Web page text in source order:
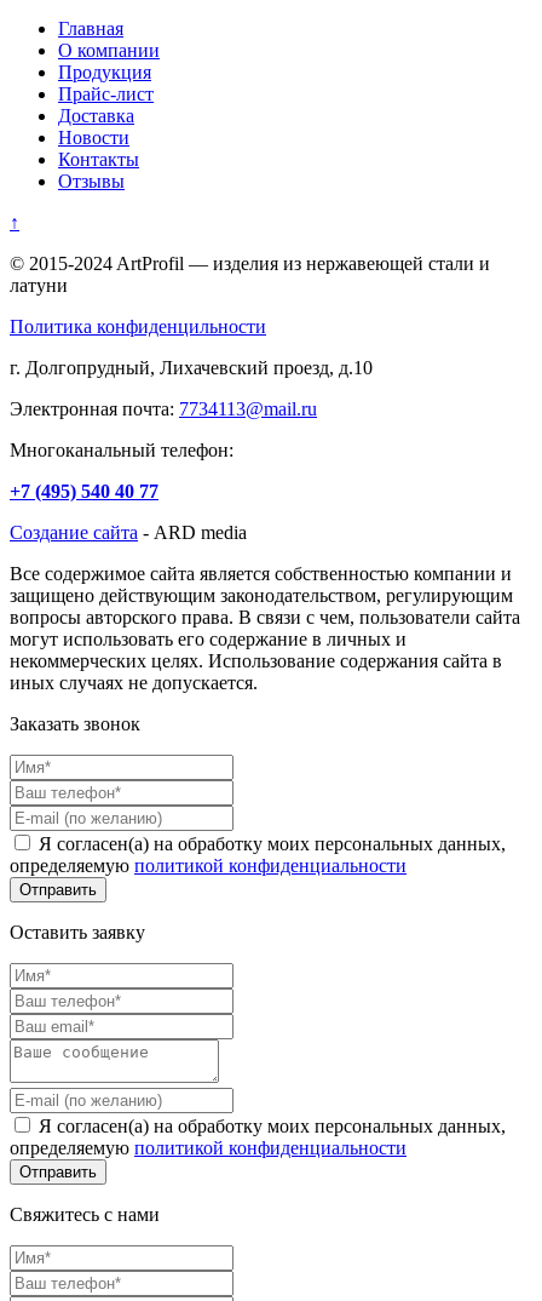
Главная
О компании
Продукция
Прайс-лист
Доставка
Новости
Контакты
Отзывы
↑
© 2015-2024 ArtProfil — изделия из нержавеющей стали и
латуни
Политика конфиденцильности
г. Долгопрудный, Лихачевский проезд, д.10
Электронная почта: 7734113@mail.ru
Многоканальный телефон:
+7 (495) 540 40 77
Создание сайта - ARD media
Все содержимое сайта является собственностью компании и
защищено действующим законодательством, регулирующим
вопросы авторского права. В связи с чем, пользователи сайта
могут использовать его содержание в личных и
некоммерческих целях. Использование содержания сайта в
иных случаях не допускается.
Заказать звонок
Я согласен(а) на обработку моих персональных данных,
определяемую политикой конфиденциальности
Оставить заявку
Я согласен(а) на обработку моих персональных данных,
определяемую политикой конфиденциальности
Свяжитесь с нами